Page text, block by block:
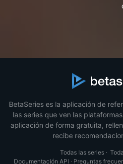
BetaSeries es la aplicación de
las series que ven las
aplicación de forma gratuita,
recibe
Todas las series·
Documentación API · Preguntas